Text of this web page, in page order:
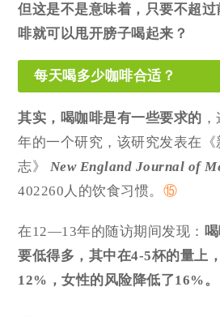
但这是不是意味着，只要不超
啡就可以甩开膀子喝起来？
每天喝多少咖啡合适？
其实，喝咖啡是有一些要求的
年的一个研究，该研究发表在
志》 New England Journal of
402260人的饮食习惯。 ⑮
在12—13年的随访期间发现：
要低得多，其中在4-5杯的量上
12%，女性的风险降低了16%。